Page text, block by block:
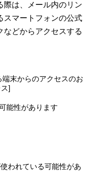
際は、メール内のリン
スマートフォンの公式
などからアクセスする
端末からのアクセスのお
]
能性があります
われている可能性があ